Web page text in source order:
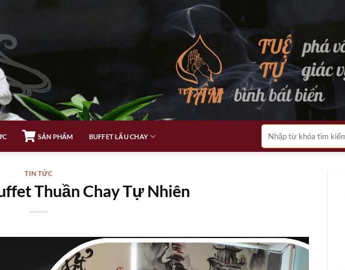
SẢN PHẨM BUFFET LẨU CHAY
Tìm
kiếm:
TIN TỨC
Thuần Chay Tự Nhiên